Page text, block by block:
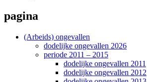
pagina
(Arbeids) ongevallen
dodelijke ongevallen 2026
periode 2011 – 2015
dodelijke ongevallen 2011
dodelijke ongevallen 2012